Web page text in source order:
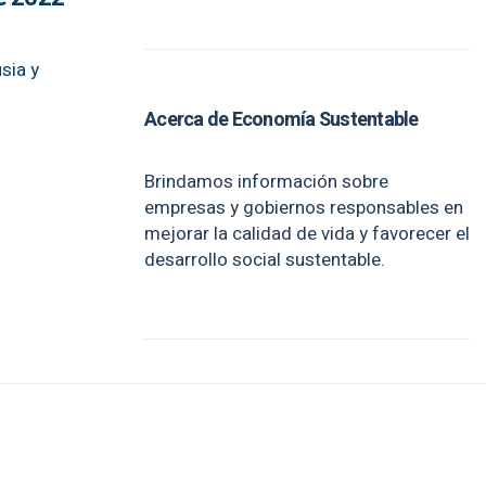
y
Acerca de Economía Sustentable
Brindamos información sobre
empresas y gobiernos responsables en
mejorar la calidad de vida y favorecer el
desarrollo social sustentable.